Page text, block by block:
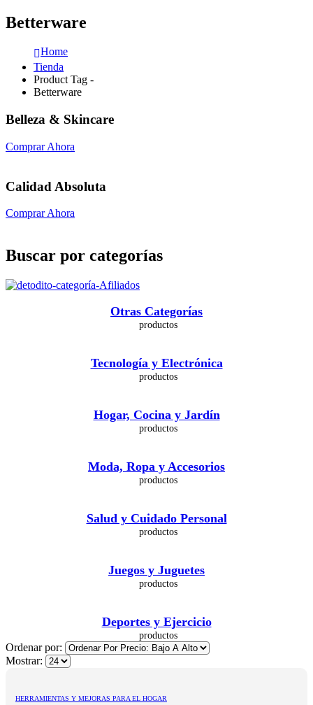
Betterware
Home
Tienda
Product Tag -
Betterware
Belleza & Skincare
Comprar Ahora
Calidad Absoluta
Comprar Ahora
Buscar por categorías
Otras Categorías
Tecnología y Electrónica
Hogar, Cocina y Jardín
Moda, Ropa y Accesorios
Salud y Cuidado Personal
Juegos y Juguetes
Deportes y Ejercicio
Ordenar por:
Mostrar:
HERRAMIENTAS Y MEJORAS PARA EL HOGAR